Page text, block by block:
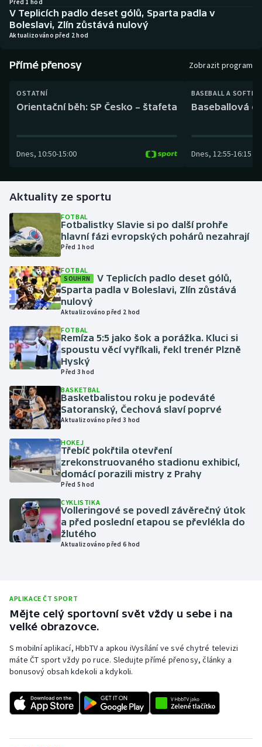
Biatlon
Boby a skeleton
Box
Curling
Golf
Gymnastika
Házená
Jezdectví
Judo
Krasobruslení
Lezení
Lyže a snowboard
Moderní pětiboj
Motorsport
Olympijské hry
Parasport
Plavání
Ragby
Rychlobruslení
Rychlostní kanoistika
Short track
Sportovní střelba
Aplikace ČT sport
AZ kvíz
Před 1 hod
V Teplicích padlo deset gólů, Sparta padla v
Boleslavi, Zlín zůstává nulový
Aktualizováno před 2 hod
Přímé přenosy Zobrazit program
OSTATNÍ
Orientační běh: SP Česko – štafeta
Dnes, 10:50-15:00
BASEBALL A
Baseballová
Dnes, 12:55-16:15
Aktuality ze sportu
FOTBAL
Fotbalistky Slavie si po další prohře
hlavní fázi evropských pohárů nezahrají
Před 1 hod
FOTBAL
SOUHRN
V Teplicích padlo deset gólů,
Sparta padla v Boleslavi, Zlín zůstává
nulový
Aktualizováno před 2 hod
FOTBAL
Remíza 5:5 jako šok a porážka. Kluci si
spoustu věcí vyříkali, řekl trenér Plzně
Hyský
Před 3 hod
BASKETBAL
Basketbalistou roku je podeváté
Satoranský, Čechová slaví poprvé
Aktualizováno před 3 hod
HOKEJ
Třebíč pokřtila otevření
zrekonstruovaného stadionu exhibicí,
domácí porazili mistry z Prahy
Před 5 hod
CYKLISTIKA
Volleringové se povedl závěrečný útok
a před poslední etapou se převlékla do
žlutého
Aktualizováno před 6 hod
APLIKACE ČT SPORT
Mějte celý sportovní svět vždy u sebe i na
velké obrazovce.
S mobilní aplikací, HbbTV a apkou iVysílání ve své chytré televizi
máte ČT sport vždy po ruce. Sledujte přímé přenosy, články a
bonusový obsah kdekoli a kdykoli.